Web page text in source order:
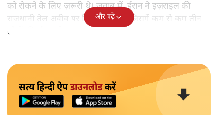
को रोकने के लिए ज़रूरी थे। जवाब में, ईरान ने इज़राइल की
राजधानी तेल अवीव पर मिसाइलें दागीं, जिसमें कम से कम तीन
लोगों की मौत हुई।
और पढ़ें
सत्य हिन्दी ऐपडाउनलोडकरें